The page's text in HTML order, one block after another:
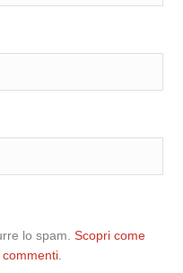
lo spam.Scopri come